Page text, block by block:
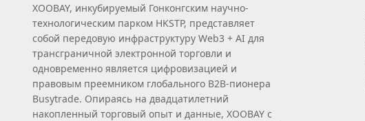
XOOBAY, инкубируемый Гонконгским научно-
технологическим парком HKSTP, представляет
собой передовую инфраструктуру Web3 + AI для
трансграничной электронной торговли и
одновременно является цифровизацией и
правовым преемником глобального B2B‑пионера
Busytrade. Опираясь на двадцатилетний
накопленный торговый опыт и данные, XOOBAY с